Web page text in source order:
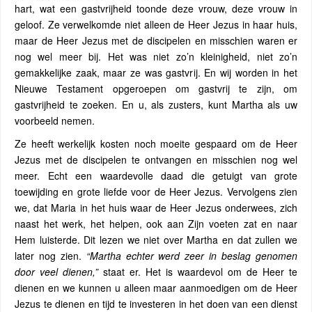
hart, wat een gastvrijheid toonde deze vrouw, deze vrouw in
geloof. Ze verwelkomde niet alleen de Heer Jezus in haar huis,
maar de Heer Jezus met de discipelen en misschien waren er
nog wel meer bij. Het was niet zo’n kleinigheid, niet zo’n
gemakkelijke zaak, maar ze was gastvrij. En wij worden in het
Nieuwe Testament opgeroepen om gastvrij te zijn, om
gastvrijheid te zoeken. En u, als zusters, kunt Martha als uw
voorbeeld nemen.
Ze heeft werkelijk kosten noch moeite gespaard om de Heer
Jezus met de discipelen te ontvangen en misschien nog wel
meer. Echt een waardevolle daad die getuigt van grote
toewijding en grote liefde voor de Heer Jezus. Vervolgens zien
we, dat Maria in het huis waar de Heer Jezus onderwees, zich
naast het werk, het helpen, ook aan Zijn voeten zat en naar
Hem luisterde. Dit lezen we niet over Martha en dat zullen we
later nog zien. “Martha echter werd zeer in beslag genomen
door veel dienen,”staat er. Het is waardevol om de Heer te
dienen en we kunnen u alleen maar aanmoedigen om de Heer
Jezus te dienen en tijd te investeren in het doen van een dienst